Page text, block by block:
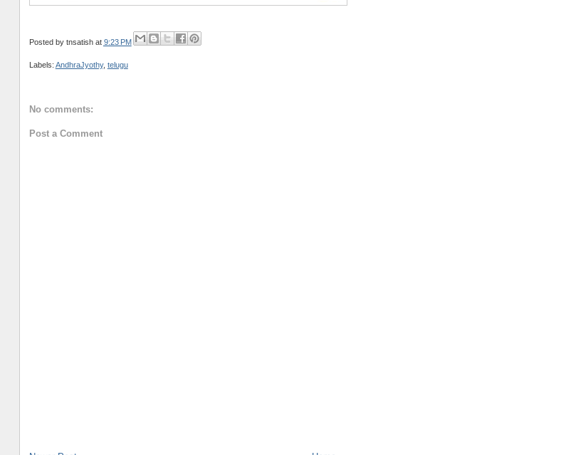
Posted by tnsatish at 9:23 PM
Labels: AndhraJyothy, telugu
No comments:
Post a Comment